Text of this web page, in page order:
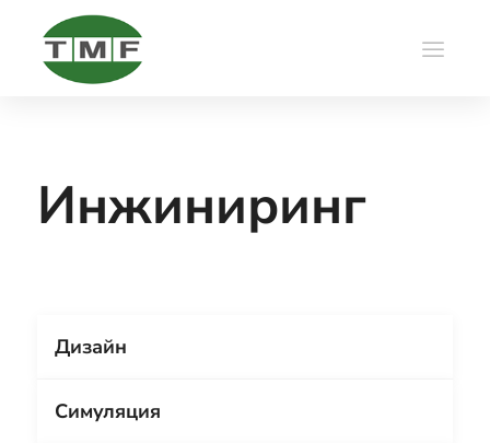
Инжиниринг
Дизайн
Симуляция